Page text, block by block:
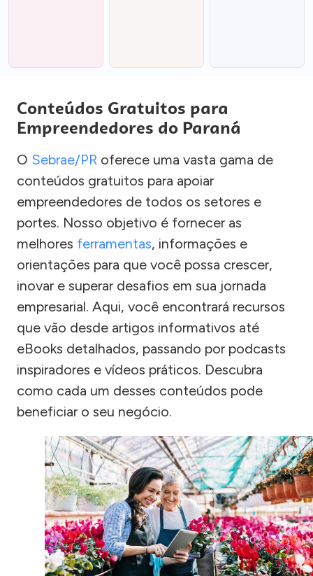
Conteúdos Gratuitos para
Empreendedores do Paraná
O Sebrae/PR oferece uma vasta gama de
conteúdos gratuitos para apoiar
empreendedores de todos os setores e
portes. Nosso objetivo é fornecer as
melhores ferramentas, informações e
orientações para que você possa crescer,
inovar e superar desafios em sua jornada
empresarial. Aqui, você encontrará recursos
que vão desde artigos informativos até
eBooks detalhados, passando por podcasts
inspiradores e vídeos práticos. Descubra
como cada um desses conteúdos pode
beneficiar o seu negócio.